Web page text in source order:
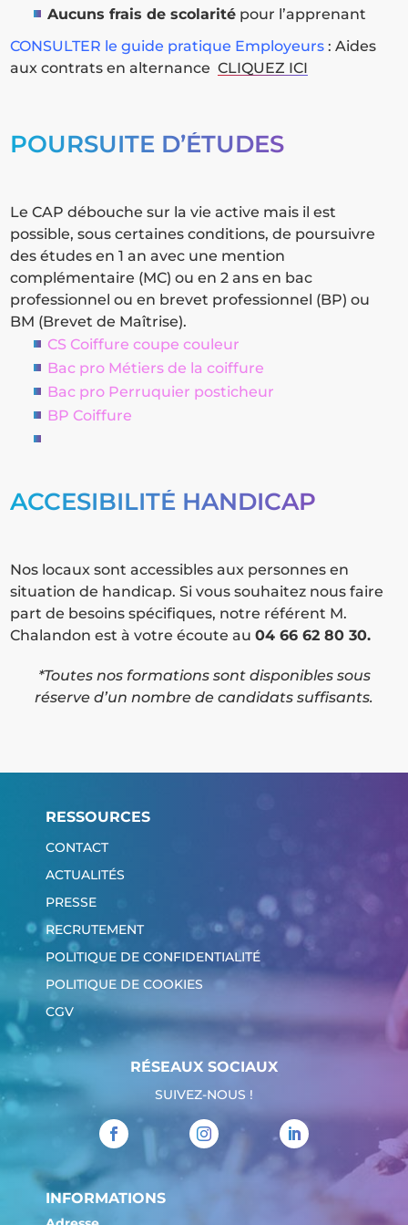
Aucuns frais de scolarité pour l’apprenant
CONSULTER le guide pratique Employeurs : Aides
aux contrats en alternanceCLIQUEZ ICI
POURSUITE D’ÉTUDES
Le CAP débouche sur la vie active mais il est
possible, sous certaines conditions, de poursuivre
des études en 1 an avec une mention
complémentaire (MC) ou en 2 ans en bac
professionnel ou en brevet professionnel (BP) ou
BM (Brevet de Maîtrise).
CS Coiffure coupe couleur
Bac pro Métiers de la coiffure
Bac pro Perruquier posticheur
BP Coiffure
ACCESIBILITÉ HANDICAP
Nos locaux sont accessibles aux personnes en
situation de handicap. Si vous souhaitez nous faire
part de besoins spécifiques, notre référent M.
Chalandon est à votre écoute au04 66 62 80 30.
*Toutes nos formations sont disponibles sous
réserve d’un nombre de candidats suffisants.
RESSOURCES
CONTACT
ACTUALITÉS
PRESSE
RECRUTEMENT
POLITIQUE DE CONFIDENTIALITÉ
POLITIQUE DE COOKIES
CGV
RÉSEAUX SOCIAUX
SUIVEZ-NOUS !
INFORMATIONS